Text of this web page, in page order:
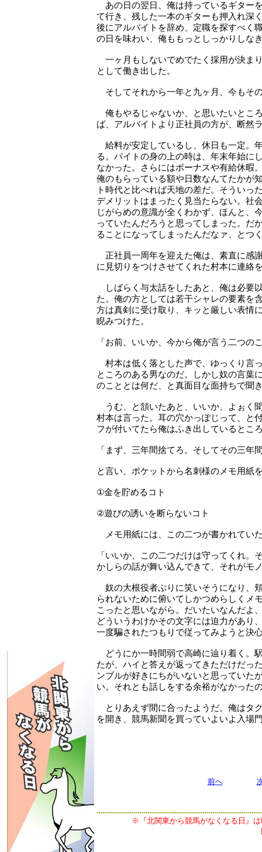
あの日の翌日、俺は持っているギター
て行き、残した一本のギターも押入れ深
後にアルバイトを辞め、定職を探すべく
の日を味わい、俺ももっとしっかりしな
一ヶ月もしないでめでたく採用が決ま
として働き出した。
そしてそれから一年と九ヶ月、今もそ
俺もやるじゃないか、と思いたいとこ
ば、アルバイトより正社員の方が、断然
給料が安定しているし、休日も一定。
る。バイトの身の上の時は、年末年始に
なかった。さらにはボーナスや有給休暇
俺のもらっている額や日数なんてたかが
ト時代と比べれば天地の差だ。そういっ
デメリットはまったく見当たらない。社
じがらめの意識が全くわかず、ほんと、
っていたんだろうと思ってしまった。だ
ることになってしまったんだなァ、とつ
正社員一周年を迎えた俺は、素直に感
に見切りをつけさせてくれた村本に連絡
しばらく与太話をしたあと、俺は必要
た。俺の方としては若干シャレの要素を
方は真剣に受け取り、キッと厳しい表情
睨みつけた。
「お前、いいか、今から俺が言う二つの
村本は低く落とした声で、ゆっくり言
ところのある男なのだ。しかし奴の言葉
のこととは何だ、と真面目な面持ちで聞
うむ、と頷いたあと、いいか、よぉく
村本は言った。耳の穴かっぽじって、と
フが付いてたら俺はふき出しているとこ
「まず、三年間捨てろ。そしてその三年
と言い、ポケットから名刺様のメモ用紙
①金を貯めるコト
②遊びの誘いを断らないコト
メモ用紙には、この二つが書かれてい
「いいか、この二つだけは守ってくれ。
かしらの話が舞い込んできて、それがモ
奴の大根役者ぶりに笑いそうになり、
られないために俯いてしかつめらしくメ
こったと思いながら。だいたいなんだよ
どういうわけかその文字には迫力があり
一度騙されたつもりで従ってみようと決
どうにか一時間弱で高崎に辿り着く。
たが、ハイと答えが返ってきただけだっ
ンブルが好きにちがいないと思っていた
い。それとも話しをする余裕がなかった
とりあえず間に合ったようだ。俺はタ
を開き、競馬新聞を買っていよいよ入場
前へ
※『北関東から競馬がなくなる日』